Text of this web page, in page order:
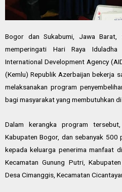
Bogor dan Sukabumi, Jawa
memperingati Hari Raya
International Development Agency
(Kemlu) Republik Azerbaijan bekerja
melaksanakan program
bagi masyarakat yang membutuhkan
Dalam kerangka program
Kabupaten Bogor, dan sebanyak
kepada keluarga penerima manfaat
Kecamatan Gunung Putri,
Desa Cimanggis, Kecamatan